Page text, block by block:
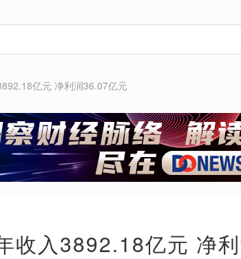
亿元 净利润36.07亿元
收入3892.18亿元 净